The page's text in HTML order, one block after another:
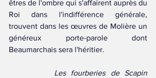
êtres de l'ombre qui s'affairent auprès du
Roi dans l'indifférence générale,
trouvent dans les œuvres de Molière un
généreux porte-parole dont
Beaumarchais sera l'héritier.
Les fourberies de Scapin